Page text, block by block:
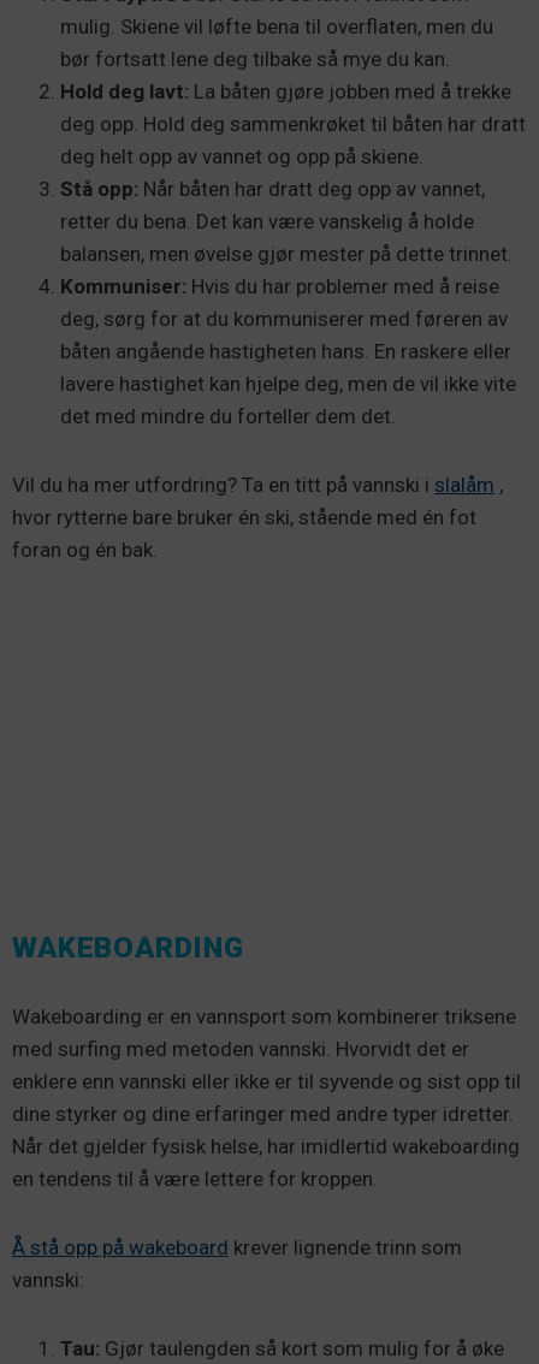
mulig. Skiene vil løfte bena til overflaten, men du
bør fortsatt lene deg tilbake så mye du kan.
Hold deg lavt: La båten gjøre jobben med å trekke
deg opp. Hold deg sammenkrøket til båten har dratt
deg helt opp av vannet og opp på skiene.
Stå opp: Når båten har dratt deg opp av vannet,
retter du bena. Det kan være vanskelig å holde
balansen, men øvelse gjør mester på dette trinnet.
Kommuniser: Hvis du har problemer med å reise
deg, sørg for at du kommuniserer med føreren av
båten angående hastigheten hans. En raskere eller
lavere hastighet kan hjelpe deg, men de vil ikke vite
det med mindre du forteller dem det.
Vil du ha mer utfordring? Ta en titt på vannski i slalåm ,
hvor rytterne bare bruker én ski, stående med én fot
foran og én bak.
WAKEBOARDING
Wakeboarding er en vannsport som kombinerer triksene
med surfing med metoden vannski. Hvorvidt det er
enklere enn vannski eller ikke er til syvende og sist opp til
dine styrker og dine erfaringer med andre typer idretter.
Når det gjelder fysisk helse, har imidlertid wakeboarding
en tendens til å være lettere for kroppen.
Å stå opp på wakeboard krever lignende trinn som
vannski:
Tau: Gjør taulengden så kort som mulig for å øke